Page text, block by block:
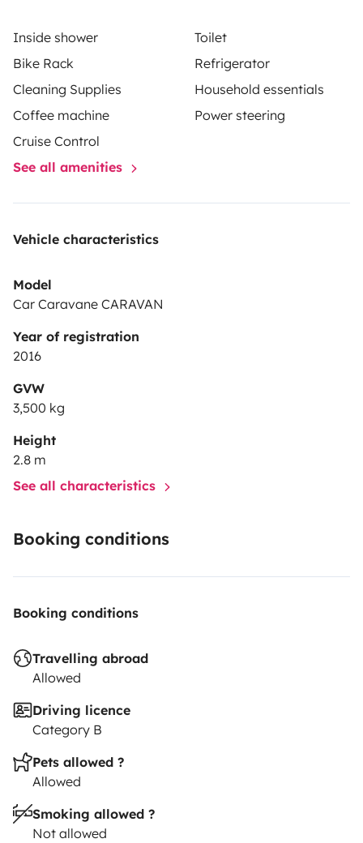
Inside shower
Toilet
Bike Rack
Refrigerator
Cleaning Supplies
Household essentials
Coffee machine
Power steering
Cruise Control
See all amenities
Vehicle characteristics
Model
Car Caravane CARAVAN
Year of registration
2016
GVW
3,500 kg
Height
2.8 m
See all characteristics
Booking conditions
Booking conditions
Travelling abroad
Allowed
Driving licence
Category B
Pets allowed ?
Allowed
Smoking allowed ?
Not allowed